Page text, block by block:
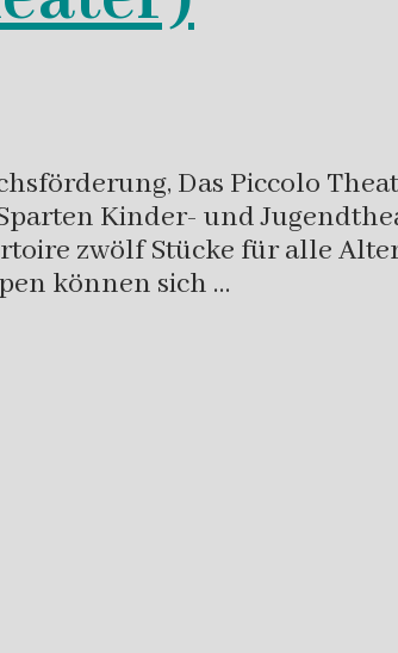
Das Piccolo
Kinder- und
zwölf Stücke für alle
können sich …